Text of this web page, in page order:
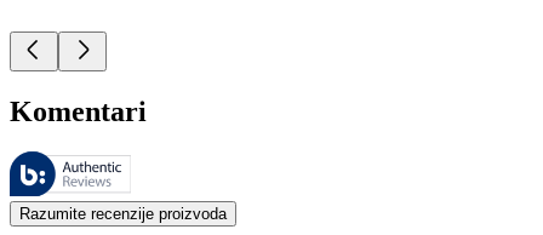
Komentari
Ovim recenzijama upravlja Bazaarvoice i one su u skladu sa
Mišljenja kupaca u obliku ocena proizvoda i zvezdica korisna su za
Razumite recenzije proizvoda